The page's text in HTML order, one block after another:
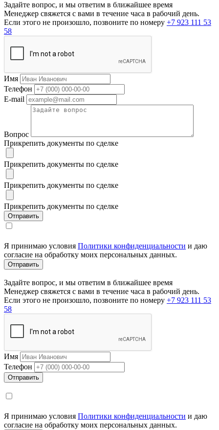
Задайте вопрос, и мы ответим в ближайшее время
Менеджер свяжется с вами в течение часа в рабочий день.
Если этого не произошло, позвоните по номеру +7 923 111 53
58
Имя
Телефон
E-mail
Вопрос
Прикрепить документы по сделке
Прикрепить документы по сделке
Прикрепить документы по сделке
Прикрепить документы по сделке
Я принимаю условия Политики конфиденциальности и даю
согласие на обработку моих персональных данных.
Задайте вопрос, и мы ответим в ближайшее время
Менеджер свяжется с вами в течение часа в рабочий день.
Если этого не произошло, позвоните по номеру +7 923 111 53
58
Имя
Телефон
Я принимаю условия Политики конфиденциальности и даю
согласие на обработку моих персональных данных.